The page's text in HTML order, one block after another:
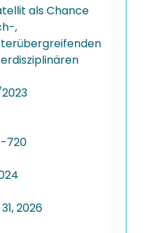
als Chance
,
2023
720
2026